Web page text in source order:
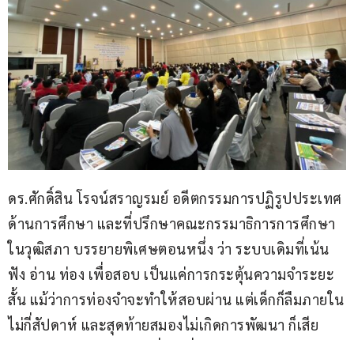
ดร.ศักดิ์สิน โรจน์สราญรมย์ อดีตกรรมการปฏิรูปประเทศ
ด้านการศึกษา และที่ปรึกษาคณะกรรมาธิการการศึกษา
ในวุฒิสภา บรรยายพิเศษตอนหนึ่ง ว่า ระบบเดิมที่เน้น
ฟัง อ่าน ท่อง เพื่อสอบ เป็นแค่การกระตุ้นความจำระยะ
สั้น แม้ว่าการท่องจำจะทำให้สอบผ่าน แต่เด็กก็ลืมภายใน
ไม่กี่สัปดาห์ และสุดท้ายสมองไม่เกิดการพัฒนา ก็เสีย